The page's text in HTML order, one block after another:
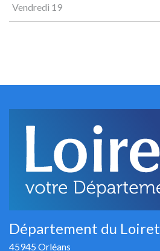
Vendredi 19
Département du Loiret
45945 Orléans